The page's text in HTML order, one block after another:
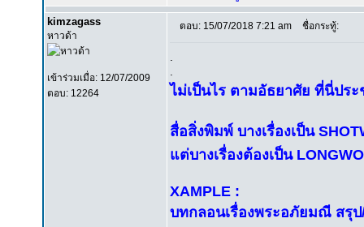
kimzagass
หาวด้า
เข้าร่วมเมื่อ: 12/07/2009
ตอบ: 12264
ตอบ: 15/07/2018 7:21 am ชื่อกระทู้:
ไม่เป็นไร ตามอัธยาศัย ที่นี่ปร
สื่อสิ่งพิมพ์ บางเรื่องเป็น
แต่บางเรื่องต้องเป็น
XAMPLE :
บทกลอนเรื่องพระอภัยมณี สรุป